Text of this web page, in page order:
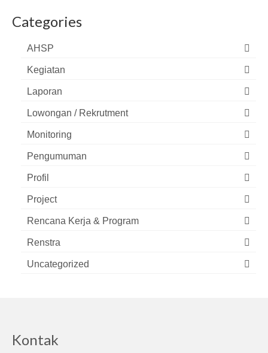
Categories
AHSP
Kegiatan
Laporan
Lowongan / Rekrutment
Monitoring
Pengumuman
Profil
Project
Rencana Kerja & Program
Renstra
Uncategorized
Kontak